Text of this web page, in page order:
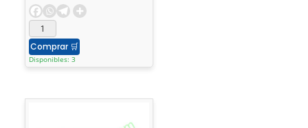
Comprar 🛒
Disponibles: 3